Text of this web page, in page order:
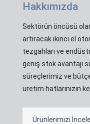
Hakkımızda
Sektörün öncüsü
artıracak ikinci el
tezgahları ve
geniş stok avantajı
süreçlerimiz ve
üretim hatlarınızın
Ürünlerimizi